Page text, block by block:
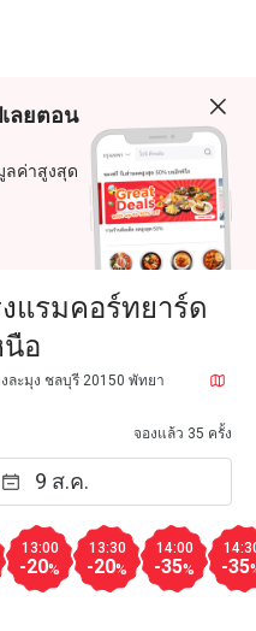
ลยตอน
ลค่าสูงสุด
แรมคอร์ทยาร์ด
อ
ละมุง ชลบุรี 20150 พัทยา
จองแล้ว 35 ครั้ง
13:00
-20%
13:30
-20%
14:00
-35% -35